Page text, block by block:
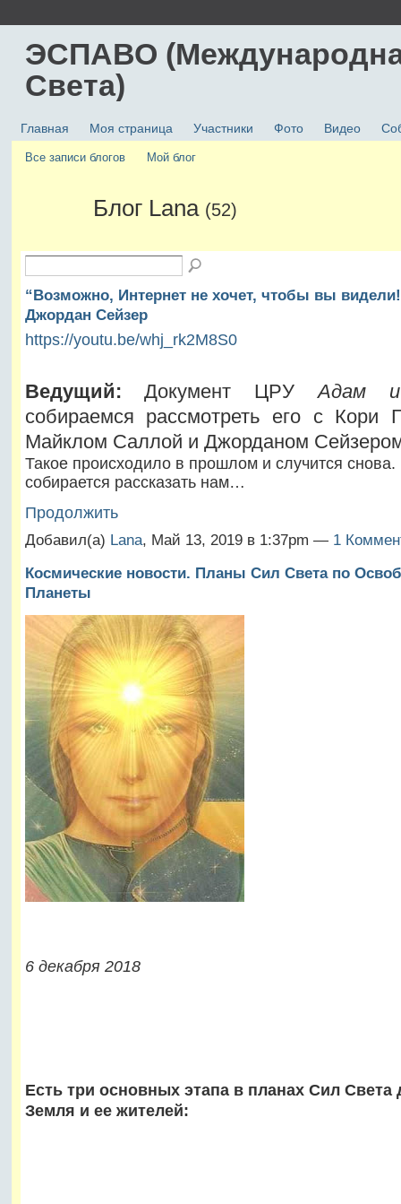
ЭСПАВО
Света)
Главная Моя страница Участники Фото Видео
Все записи блогов Мой блог
Блог Lana (52)
“Возможно, Интернет не хочет, чтобы вы
Джордан Сейзер
https://youtu.be/whj_rk2M8S0
Ведущий:Документ ЦРУАдам
собираемся рассмотреть его с Кори
Майклом Саллой и Джорданом
Такое происходило в прошлом и случится снова.
собирается рассказать нам…
Продолжить
Добавил(а) Lana, Май 13, 2019 в 1:37pm — 1
Космические новости. Планы Сил Света по
Планеты
6 декабря 2018
Есть три основных этапа в планах Сил Света
Земля и ее жителей: